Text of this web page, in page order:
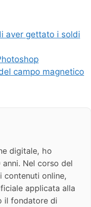
aver gettato i soldi
campo magnetico
digitale, ho
Nel corso del
contenuti online,
applicata alla
il fondatore di